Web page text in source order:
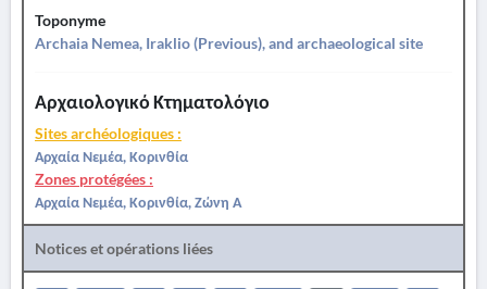
Toponyme
Archaia Nemea, Iraklio (Previous), and archaeological site
Αρχαιολογικό Κτηματολόγιο
Sites archéologiques :
Αρχαία Νεμέα, Κορινθία
Zones protégées :
Αρχαία Νεμέα, Κορινθία, Ζώνη Α
Notices et opérations liées